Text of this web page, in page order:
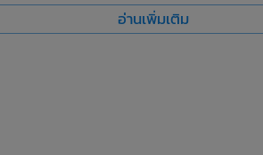
อ่านเพิ่มเติม